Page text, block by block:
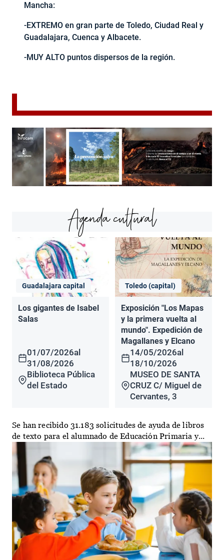
Mancha:
-EXTREMO en gran parte de Toledo, Ciudad Real y
Guadalajara, Cuenca y Albacete.
-MUY ALTO puntos dispersos de la región.
Agenda cultural
Guadalajara capital
Los gigantes de Isabel
Salas
01/07/2026al
31/08/2026
Biblioteca Pública
del Estado
Toledo (capital)
Exposición "Los Mapas
y la primera vuelta al
mundo". Expedición de
Magallanes y Elcano
14/05/2026al
18/10/2026
MUSEO DE SANTA
CRUZ C/ Miguel de
Cervantes, 3
Se han recibido 31.183 solicitudes de ayuda de libros
de texto para el alumnado de Educación Primaria y...